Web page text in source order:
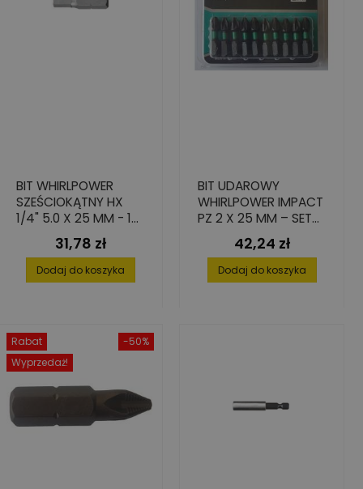
BIT WHIRLPOWER
SZEŚCIOKĄTNY HX
1/4" 5.0 X 25 MM - 10
SZT. WYSOKA
TWARDOŚĆ
Cena
31,78 zł
Dodaj do koszyka
BIT UDAROWY
WHIRLPOWER IMPACT
PZ 2 X 25 MM – SET
10 SZTUKCena
42,24 zł
Dodaj do koszyka
-50%
Rabat
Wyprzedaż!